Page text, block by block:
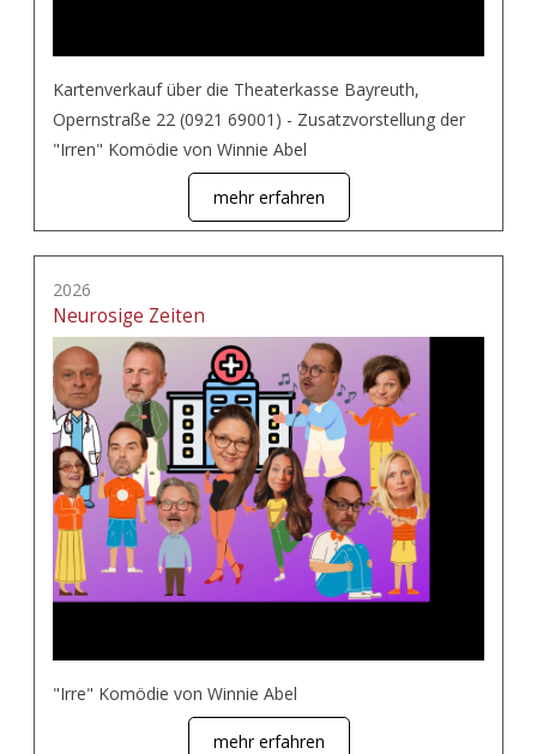
Kartenverkauf über die Theaterkasse Bayreuth,
Opernstraße 22 (0921 69001) - Zusatzvorstellung der
"Irren" Komödie von Winnie Abel
mehr erfahren
2026
Neurosige Zeiten
"Irre" Komödie von Winnie Abel
mehr erfahren